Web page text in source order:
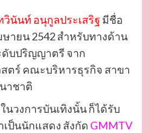
วินันท์ อนุกูลประเสริฐ มีชื่อ
ษายน 2542 สำหรับทางด้าน
ดับปริญญาตรี จาก
ตร์ คณะบริหารธุรกิจ สาขา
าชาติ
นวงการบันเทิงนั้น ก็ได้รับ
ป็นนักแสดง สังกัด GMMTV